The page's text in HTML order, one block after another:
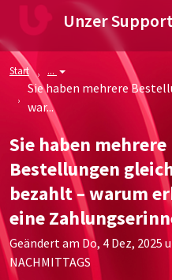
Zum hauptsächlichen Inhalt
Unzer
Start ...
Sie haben mehrere
war...
Sie haben mehrere
Bestellungen
bezahlt – warum
eine
Geändert am Do, 4 Dez, 2025
NACHMITTAGS